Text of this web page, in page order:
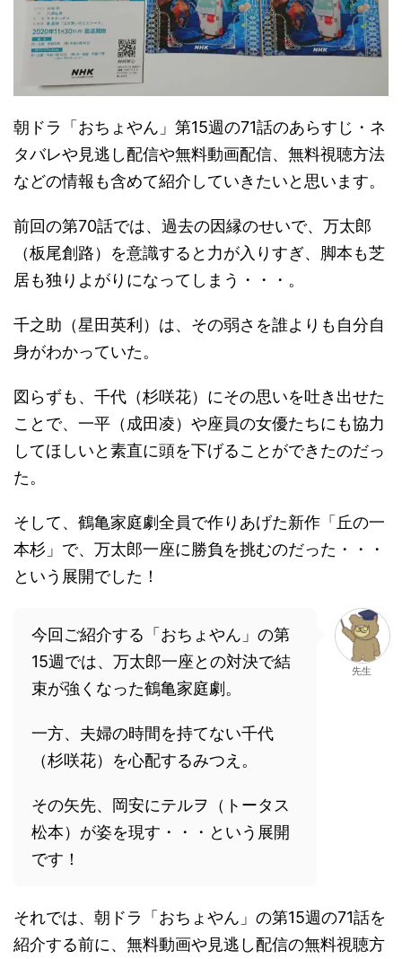
朝ドラ「おちょやん」第15週の71話のあらすじ・ネ
タバレや見逃し配信や無料動画配信、無料視聴方法
などの情報も含めて紹介していきたいと思います。
前回の第70話では、過去の因縁のせいで、万太郎
（板尾創路）を意識すると力が入りすぎ、脚本も芝
居も独りよがりになってしまう・・・。
千之助（星田英利）は、その弱さを誰よりも自分自
身がわかっていた。
図らずも、千代（杉咲花）にその思いを吐き出せた
ことで、一平（成田凌）や座員の女優たちにも協力
してほしいと素直に頭を下げることができたのだっ
た。
そして、鶴亀家庭劇全員で作りあげた新作「丘の一
本杉」で、万太郎一座に勝負を挑むのだった・・・
という展開でした！
今回ご紹介する「おちょやん」の第
15週では、万太郎一座との対決で結
束が強くなった鶴亀家庭劇。
一方、夫婦の時間を持てない千代
（杉咲花）を心配するみつえ。
その矢先、岡安にテルヲ（トータス
松本）が姿を現す・・・という展開
です！
先生
それでは、朝ドラ「おちょやん」の第15週の71話を
紹介する前に、無料動画や見逃し配信の無料視聴方